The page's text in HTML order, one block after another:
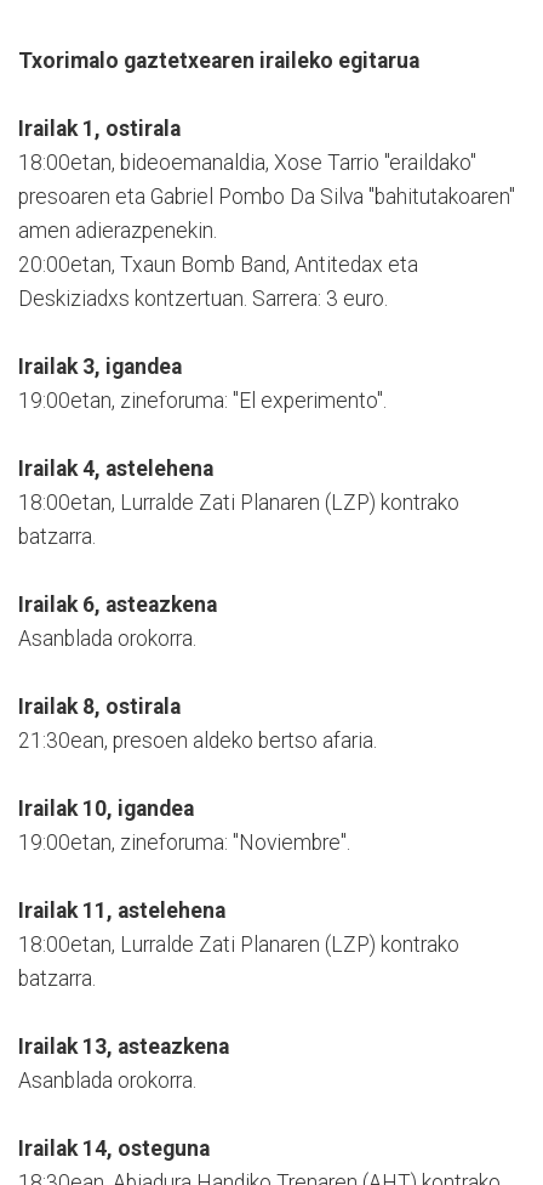
Txorimalo gaztetxearen iraileko egitarua
Irailak 1, ostirala
18:00etan, bideoemanaldia, Xose Tarrio "eraildako"
presoaren eta Gabriel Pombo Da Silva "bahitutakoaren"
amen adierazpenekin.
20:00etan, Txaun Bomb Band, Antitedax eta
Deskiziadxs kontzertuan. Sarrera: 3 euro.
Irailak 3, igandea
19:00etan, zineforuma: "El experimento".
Irailak 4, astelehena
18:00etan, Lurralde Zati Planaren (LZP) kontrako
batzarra.
Irailak 6, asteazkena
Asanblada orokorra.
Irailak 8, ostirala
21:30ean, presoen aldeko bertso afaria.
Irailak 10, igandea
19:00etan, zineforuma: "Noviembre".
Irailak 11, astelehena
18:00etan, Lurralde Zati Planaren (LZP) kontrako
batzarra.
Irailak 13, asteazkena
Asanblada orokorra.
Irailak 14, osteguna